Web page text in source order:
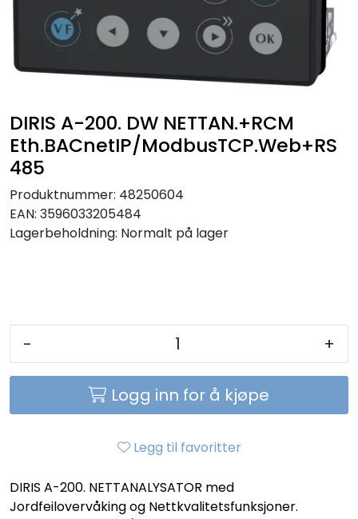
DIRIS A-200. DW NETTAN.+RCM
Eth.BACnetIP/ModbusTCP.Web+RS
485
Produktnummer: 48250604
EAN: 3596033205484
Lagerbeholdning: Normalt på lager
- +
Logg inn for å kjøpe
Legg til favoritter
DIRIS A-200. NETTANALYSATOR med
Jordfeilovervåking og Nettkvalitetsfunksjoner.
Sikringer